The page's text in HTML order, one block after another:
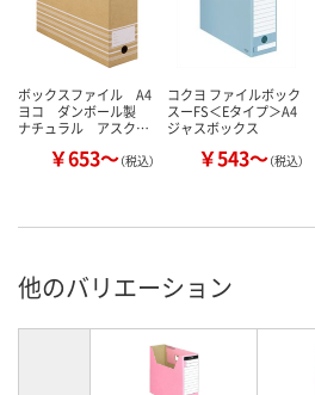
ボックスファイル A4
ヨコ ダンボール製
ナチュラル アスク…
￥653～（税込）
コクヨ ファイルボック
スーFS＜Eタイプ＞A4
ジャスボックス
￥543～（税込）
他のバリエーション